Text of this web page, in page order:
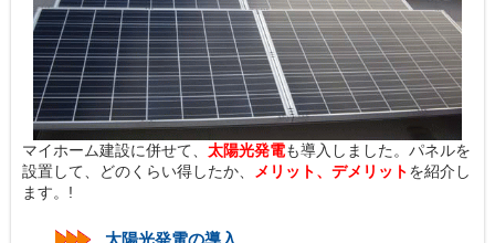
マイホーム建設に併せて、 太陽光発電も導入しました。パネルを
設置して、どのくらい得したか、
メリット、デメリットを紹介し
ます。!
太陽光発電の導入